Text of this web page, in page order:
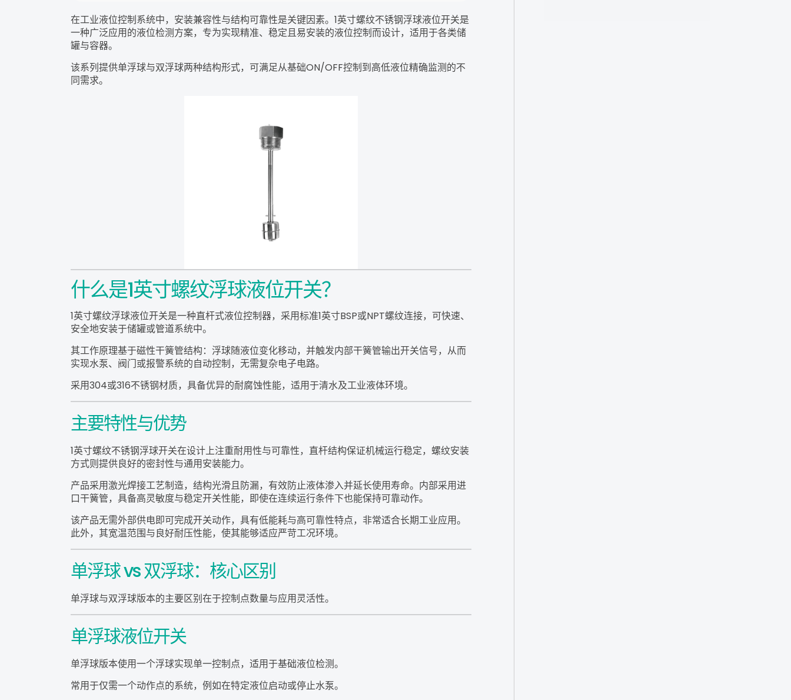
在工业液位控制系统中，安装兼容性与结构可靠性是关键因素。1英寸螺纹不锈钢浮球液位开关是
一种广泛应用的液位检测方案，专为实现精准、稳定且易安装的液位控制而设计，适用于各类储
罐与容器。
该系列提供单浮球与双浮球两种结构形式，可满足从基础ON/OFF控制到高低液位精确监测的不
同需求。
什么是1英寸螺纹浮球液位开关？
1英寸螺纹浮球液位开关是一种直杆式液位控制器，采用标准1英寸BSP或NPT螺纹连接，可快速、
安全地安装于储罐或管道系统中。
其工作原理基于磁性干簧管结构：浮球随液位变化移动，并触发内部干簧管输出开关信号，从而
实现水泵、阀门或报警系统的自动控制，无需复杂电子电路。
采用304或316不锈钢材质，具备优异的耐腐蚀性能，适用于清水及工业液体环境。
主要特性与优势
1英寸螺纹不锈钢浮球开关在设计上注重耐用性与可靠性，直杆结构保证机械运行稳定，螺纹安装
方式则提供良好的密封性与通用安装能力。
产品采用激光焊接工艺制造，结构光滑且防漏，有效防止液体渗入并延长使用寿命。内部采用进
口干簧管，具备高灵敏度与稳定开关性能，即使在连续运行条件下也能保持可靠动作。
该产品无需外部供电即可完成开关动作，具有低能耗与高可靠性特点，非常适合长期工业应用。
此外，其宽温范围与良好耐压性能，使其能够适应严苛工况环境。
单浮球 vs 双浮球：核心区别
单浮球与双浮球版本的主要区别在于控制点数量与应用灵活性。
单浮球液位开关
单浮球版本使用一个浮球实现单一控制点，适用于基础液位检测。
常用于仅需一个动作点的系统，例如在特定液位启动或停止水泵。